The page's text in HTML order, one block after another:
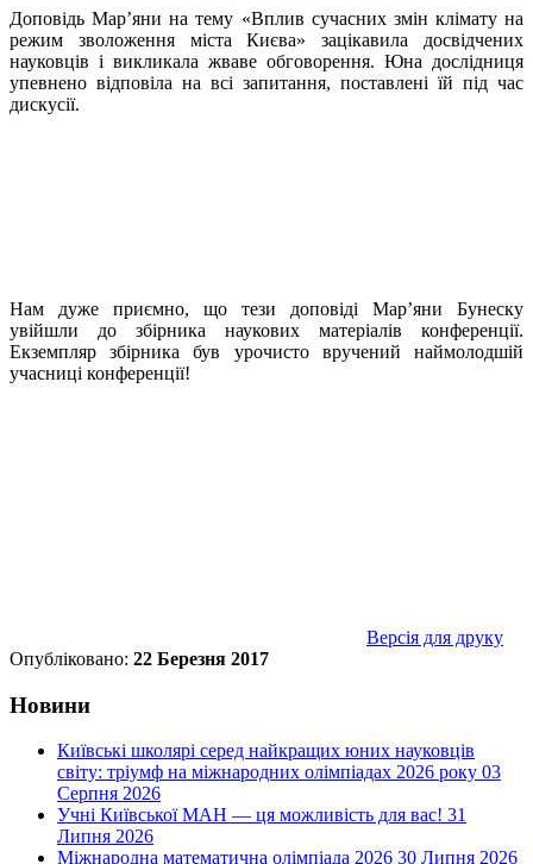
Доповідь Мар’яни на тему «Вплив сучасних змін клімату на
режим зволоження міста Києва» зацікавила досвідчених
науковців і викликала жваве обговорення. Юна дослідниця
упевнено відповіла на всі запитання, поставлені їй під час
дискусії.
Нам дуже приємно, що тези доповіді Мар’яни Бунеску
увійшли до збірника наукових матеріалів конференції.
Екземпляр збірника був урочисто вручений наймолодшій
учасниці конференції!
Версія для друку
Опубліковано: 22 Березня 2017
Новини
Київські школярі серед найкращих юних науковців
світу: тріумф на міжнародних олімпіадах 2026 року 03
Серпня 2026
Учні Київської МАН — ця можливість для вас! 31
Липня 2026
Міжнародна математична олімпіада 2026 30 Липня 2026